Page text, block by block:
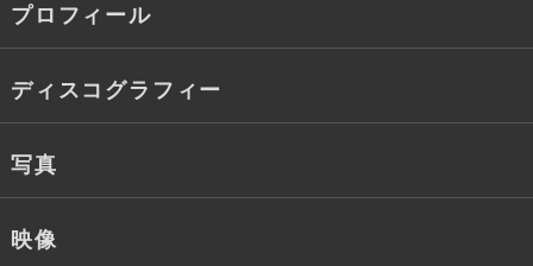
プロフィール
ディスコグラフィー
写真
映像